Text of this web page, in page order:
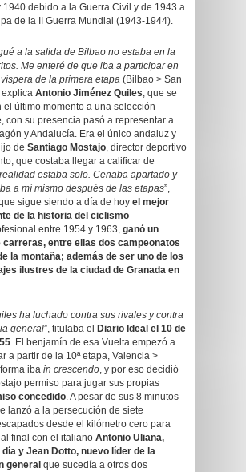
1940 debido a la Guerra Civil y de 1943 a
de la II Guerra Mundial (1943-1944).
a la salida de Bilbao no estaba en la
Me enteré de que iba a participar en
de la primera etapa (Bilbao > San
explica Antonio Jiménez Quiles, que se
el último momento a una selección
con su presencia pasó a representar a
y Andalucía. Era el único andaluz y
de Santiago Mostajo, director deportivo
que costaba llegar a calificar de
estaba solo. Cenaba apartado y
a mí mismo después de las etapas”,
sigue siendo a día de hoy el mejor
de la historia del ciclismo
entre 1954 y 1963, ganó un
carreras, entre ellas dos campeonatos
la montaña; además de ser uno de los
ilustres de la ciudad de Granada en
ha luchado contra sus rivales y contra
general”, titulaba el
Diario Ideal el 10 de
. El benjamín de esa Vuelta empezó a
a partir de la 10ª etapa, Valencia >
iba in crescendo, y por eso decidió
permiso para jugar sus propias
concedido. A pesar de sus 8 minutos
lanzó a la persecución de siete
desde el kilómetro cero para
final con el italiano Antonio Uliana,
y Jean Dotto, nuevo líder de la
general que sucedía a otros dos